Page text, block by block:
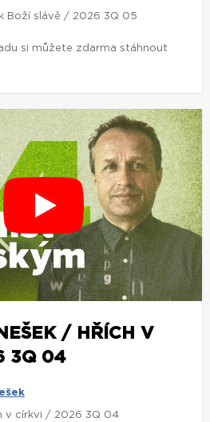
Boží slávě / 2026 3Q 05
si můžete zdarma stáhnout
/ HŘÍCH V
3Q 04
v církvi / 2026 3Q 04